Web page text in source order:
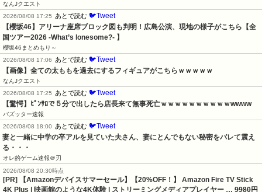
なんJクエスト
2026/08/08 17:25
あとで読む 🐦Tweet
【櫻坂46】アリーナ座席ブロック図も判明！広島公演、現地の様子がこちら【全
国ツアー2026 -What’s lonesome?- 】
櫻坂46まとめもり～
2026/08/08 17:06
あとで読む 🐦Tweet
【画像】全ての太ももを過去にするフィギュアがこちらｗｗｗｗｗ
なんJクエスト
2026/08/08 17:25
あとで読む 🐦Tweet
【驚愕】ﾋﾟﾝｻﾛで５分で出したら店長来て無事死亡ｗｗｗｗｗｗｗｗｗｗwwww
バズッター速報
2026/08/08 18:00
あとで読む 🐦Tweet
妻と一緒に中学の卒アルを見ていた夫さん、妻にとんでもない秘密をバレて震え
る・・・
オレ的ゲーム速報＠刃
2026/08/08 20:30時点
[PR] 【Amazonデバイスサマーセール】【20%OFF！】 Amazon Fire TV Stick
4K Plus | 映画館のような4K体験 | ストリーミングメディアプレイヤー … 9980円